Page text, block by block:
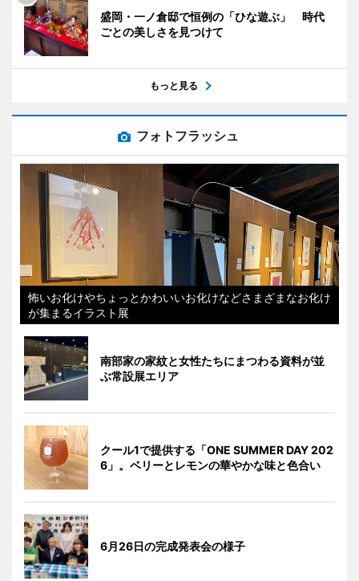
盛岡・一ノ倉邸で恒例の「ひな遊ぶ」 時代
ごとの美しさを見つけて
もっと見る
フォトフラッシュ
怖いお化けやちょっとかわいいお化けなどさまざまなお化け
が集まるイラスト展
南部家の家紋と女性たちにまつわる資料が並
ぶ常設展エリア
クール1で提供する「ONE SUMMER DAY 202
6」。ベリーとレモンの華やかな味と色合い
6月26日の完成発表会の様子